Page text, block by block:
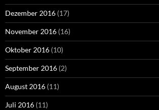
Dezember 2016 (17)
November 2016 (16)
Oktober 2016 (10)
September 2016 (2)
August 2016 (11)
Juli 2016 (11)